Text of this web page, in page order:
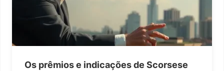
Os prêmios e indicações de Scorsese